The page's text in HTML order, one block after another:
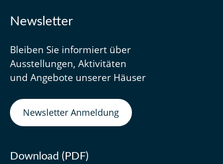
Newsletter
Bleiben Sie informiert über
Ausstellungen, Aktivitäten
und Angebote unserer Häuser
Newsletter Anmeldung
Download (PDF)